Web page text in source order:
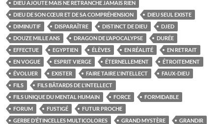
DIEU AJOUTE MAIS NE RETRANCHE JAMAIS RIEN
DIEU DE SON CŒUR ET DE SA COMPRÉHENSION
DIEU SEUL EXISTE
DIMINUTIF
DISPARAÎTRE DISTINCT DE DIEU
DJED
DOUZE MILLE ANS
DRAGON DE L’APOCALYPSE
DURÉE
EFFECTUE
EGYPTIEN ÉLÈVES EN RÉALITÉ
EN RETRAIT
EN VOGUE
ESPRIT VIERGE ÉTERNELLEMENT
ÉTROITEMENT
ÉVOLUER
EXISTER FAIRE TAIRE L'INTELLECT
FAUX-DIEU
FILS
FILS BÂTARDS DE L'INTELLECT
FILS UNIQUE DU MENTAL HUMAIN
FORCE
FORMIDABLE
FORUM
FUSTIGÉ
FUTUR PROCHE
GERBE D’ÉTINCELLES MULTICOLORES
GRAND MYSTÈRE GRANDIR